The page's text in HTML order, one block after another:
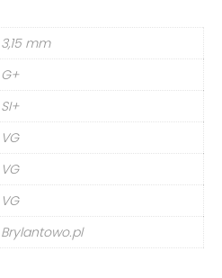
3,15 mm
G+
SI+
VG
VG
VG
Brylantowo.pl